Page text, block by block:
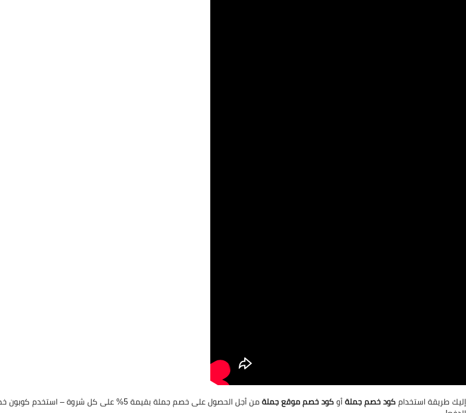
إليك طريقة استخدامكود خصم جملةأوكود خصم موقع جملةمن أجل الحصول على خصم جملة بقيمة 5% على كل شروة – استخدم كوبون خصم جملة